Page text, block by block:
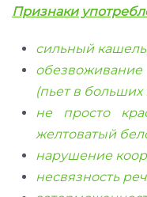
Признаки
сильный
(пьет в больших
не просто
желтоватый
нарушение
несвязность